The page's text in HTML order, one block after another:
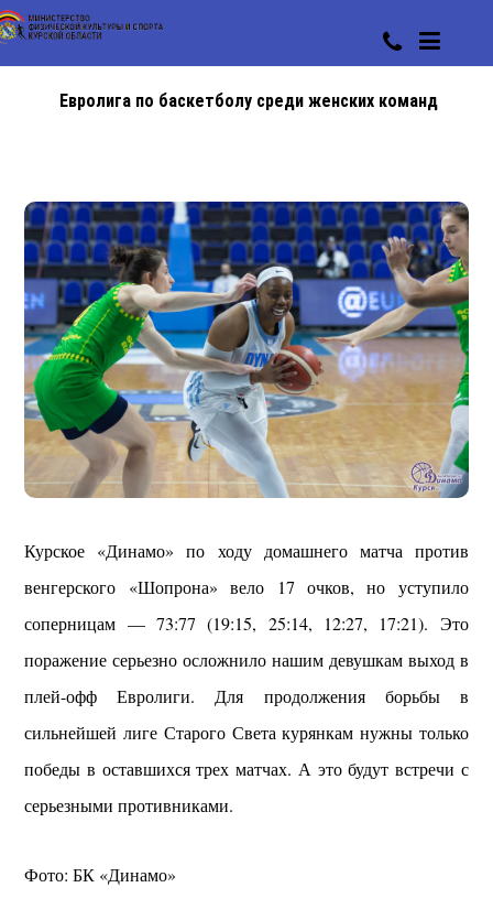
Евролига по баскетболу среди женских команд
Курское «Динамо» по ходу домашнего матча против
венгерского «Шопрона» вело 17 очков, но уступило
соперницам — 73:77 (19:15, 25:14, 12:27, 17:21). Это
поражение серьезно осложнило нашим девушкам выход в
плей-офф Евролиги. Для продолжения борьбы в
сильнейшей лиге Старого Света курянкам нужны только
победы в оставшихся трех матчах. А это будут встречи с
серьезными противниками.
Фото: БК «Динамо»